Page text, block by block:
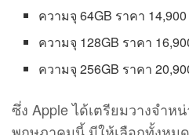
ความจุ 64GB ราคา
ความจุ 128GB ราคา
ความจุ 256GB ราคา
ซึ่ง Apple ได้เตรียมวางจำห